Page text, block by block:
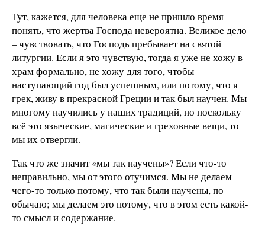
Тут, кажется, для человека еще не пришло время
понять, что жертва Господа невероятна. Великое дело
– чувствовать, что Господь пребывает на святой
литургии. Если я это чувствую, тогда я уже не хожу в
храм формально, не хожу для того, чтобы
наступающий год был успешным, или потому, что я
грек, живу в прекрасной Греции и так был научен. Мы
многому научились у наших традиций, но поскольку
всё это языческие, магические и греховные вещи, то
мы их отвергли.
Так что же значит «мы так научены»? Если что-то
неправильно, мы от этого отучимся. Мы не делаем
чего-то только потому, что так были научены, по
обычаю; мы делаем это потому, что в этом есть какой-
то смысл и содержание.